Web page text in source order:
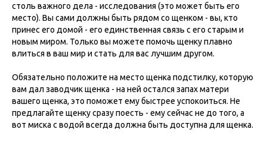
столь важного дела - исследования (это может быть его
место). Вы сами должны быть рядом со щенком - вы, кто
принес его домой - его единственная связь с его старым и
новым миром. Только вы можете помочь щенку плавно
влиться в ваш мир и стать для вас лучшим другом.
Обязательно положите на место щенка подстилку, которую
вам дал заводчик щенка - на ней остался запах матери
вашего щенка, это поможет ему быстрее успокоиться. Не
предлагайте щенку сразу поесть - ему сейчас не до того, а
вот миска с водой всегда должна быть доступна для щенка.